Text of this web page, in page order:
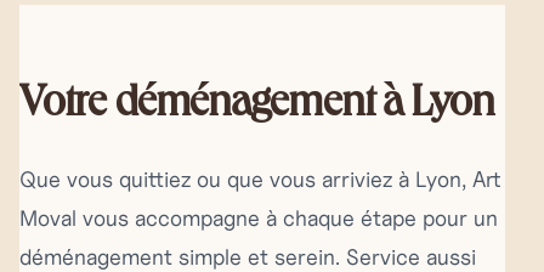
Votre déménagement à Lyon
Que vous quittiez ou que vous arriviez à Lyon, Art
Moval vous accompagne à chaque étape pour un
déménagement simple et serein. Service aussi